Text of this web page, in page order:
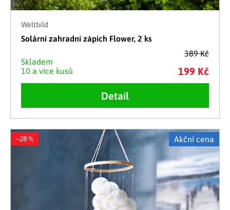
389 Kč
Weltbild
Solární zahradní zápich Flower, 2 ks
Skladem
10 a více kusů
199 Kč
Detail
Akční cena
–28 %